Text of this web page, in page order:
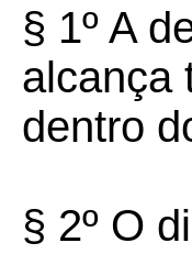
§ 1º A
alcança
dentro
§ 2º O